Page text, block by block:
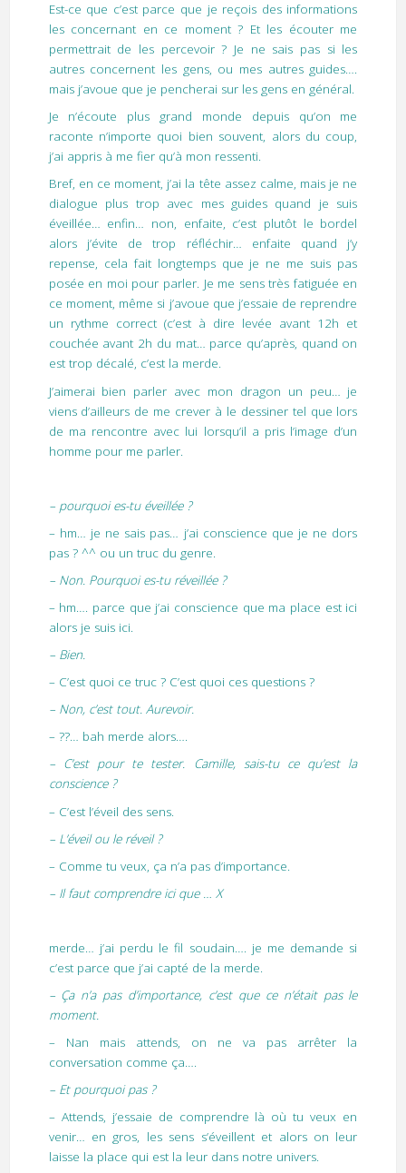
Est-ce que c’est parce que je reçois des informations
les concernant en ce moment ? Et les écouter me
permettrait de les percevoir ? Je ne sais pas si les
autres concernent les gens, ou mes autres guides….
mais j’avoue que je pencherai sur les gens en général.
Je n’écoute plus grand monde depuis qu’on me
raconte n’importe quoi bien souvent, alors du coup,
j’ai appris à me fier qu’à mon ressenti.
Bref, en ce moment, j’ai la tête assez calme, mais je ne
dialogue plus trop avec mes guides quand je suis
éveillée… enfin… non, enfaite, c’est plutôt le bordel
alors j’évite de trop réfléchir… enfaite quand j’y
repense, cela fait longtemps que je ne me suis pas
posée en moi pour parler. Je me sens très fatiguée en
ce moment, même si j’avoue que j’essaie de reprendre
un rythme correct (c’est à dire levée avant 12h et
couchée avant 2h du mat… parce qu’après, quand on
est trop décalé, c’est la merde.
J’aimerai bien parler avec mon dragon un peu… je
viens d’ailleurs de me crever à le dessiner tel que lors
de ma rencontre avec lui lorsqu’il a pris l’image d’un
homme pour me parler.
– pourquoi es-tu éveillée ?
– hm… je ne sais pas… j’ai conscience que je ne dors
pas ? ^^ ou un truc du genre.
– Non. Pourquoi es-tu réveillée ?
– hm…. parce que j’ai conscience que ma place est ici
alors je suis ici.
– Bien.
– C’est quoi ce truc ? C’est quoi ces questions ?
– Non, c’est tout. Aurevoir.
– ??… bah merde alors….
– C’est pour te tester. Camille, sais-tu ce qu’est la
conscience ?
– C’est l’éveil des sens.
– L’éveil ou le réveil ?
– Comme tu veux, ça n’a pas d’importance.
– Il faut comprendre ici que … X
merde… j’ai perdu le fil soudain…. je me demande si
c’est parce que j’ai capté de la merde.
– Ça n’a pas d’importance, c’est que ce n’était pas le
moment.
– Nan mais attends, on ne va pas arrêter la
conversation comme ça….
– Et pourquoi pas ?
– Attends, j’essaie de comprendre là où tu veux en
venir… en gros, les sens s’éveillent et alors on leur
laisse la place qui est la leur dans notre univers.